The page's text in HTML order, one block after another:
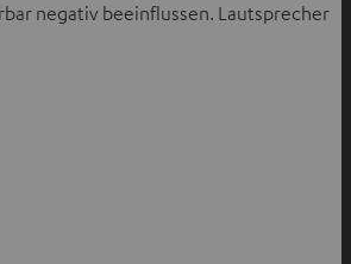
negativ beeinflussen. Lautsprecher